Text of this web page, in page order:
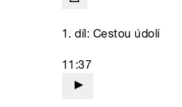
1. díl: Cestou údolí
11:37